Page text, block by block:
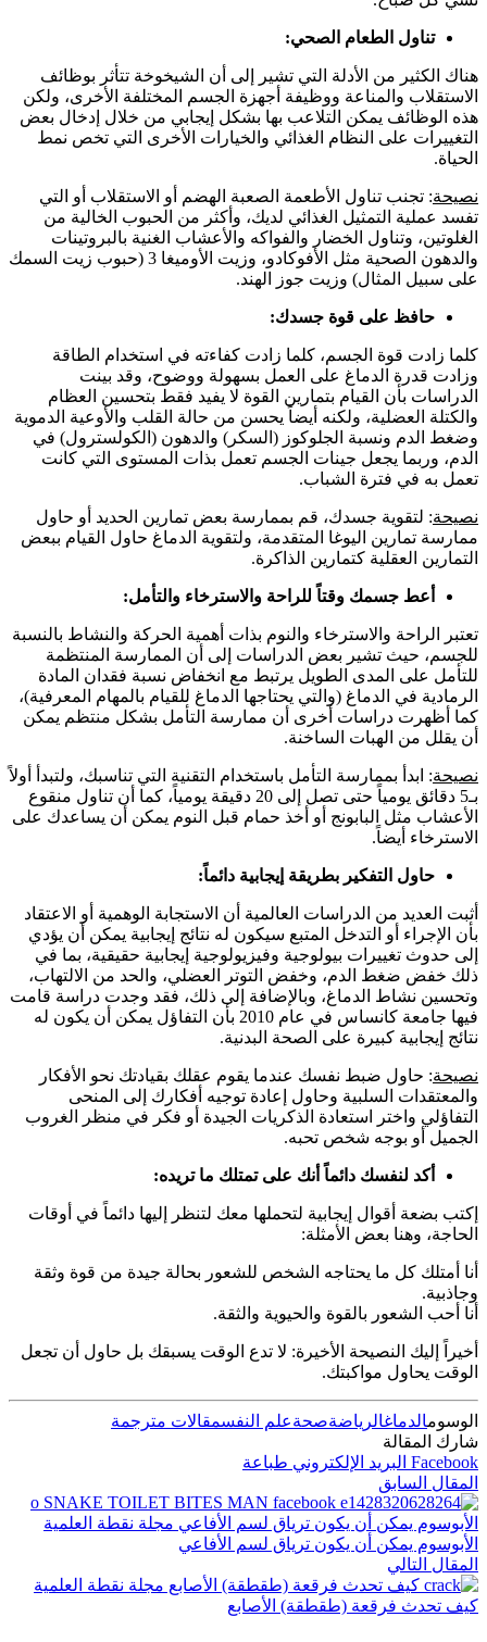
تناول الطعام الصحي:
هناك الكثير من الأدلة التي تشير إلى أن الشيخوخة تتأثر بوظائف
الاستقلاب والمناعة ووظيفة أجهزة الجسم المختلفة الأخرى، ولكن
هذه الوظائف يمكن التلاعب بها بشكل إيجابي من خلال إدخال بعض
التغييرات على النظام الغذائي والخيارات الأخرى التي تخص نمط
الحياة.
نصيحة: تجنب تناول الأطعمة الصعبة الهضم أو الاستقلاب أو التي
تفسد عملية التمثيل الغذائي لديك، وأكثر من الحبوب الخالية من
الغلوتين، وتناول الخضار والفواكه والأعشاب الغنية بالبروتينات
والدهون الصحية مثل الأفوكادو، وزيت الأوميغا 3 (حبوب زيت السمك
على سبيل المثال) وزيت جوز الهند.
حافظ على قوة جسدك:
كلما زادت قوة الجسم، كلما زادت كفاءته في استخدام الطاقة
وزادت قدرة الدماغ على العمل بسهولة ووضوح، وقد بينت
الدراسات بأن القيام بتمارين القوة لا يفيد فقط بتحسين العظام
والكتلة العضلية، ولكنه أيضاً يحسن من حالة القلب والأوعية الدموية
وضغط الدم ونسبة الجلوكوز (السكر) والدهون (الكولسترول) في
الدم، وربما يجعل جينات الجسم تعمل بذات المستوى التي كانت
تعمل به في فترة الشباب.
نصيحة: لتقوية جسدك، قم بممارسة بعض تمارين الحديد أو حاول
ممارسة تمارين اليوغا المتقدمة، ولتقوية الدماغ حاول القيام ببعض
التمارين العقلية كتمارين الذاكرة.
أعط جسمك وقتاً للراحة والاسترخاء والتأمل:
تعتبر الراحة والاسترخاء والنوم بذات أهمية الحركة والنشاط بالنسبة
للجسم، حيث تشير بعض الدراسات إلى أن الممارسة المنتظمة
للتأمل على المدى الطويل يرتبط مع انخفاض نسبة فقدان المادة
الرمادية في الدماغ (والتي يحتاجها الدماغ للقيام بالمهام المعرفية)،
كما أظهرت دراسات أخرى أن ممارسة التأمل بشكل منتظم يمكن
أن يقلل من الهبات الساخنة.
نصيحة: ابدأ بممارسة التأمل باستخدام التقنية التي تناسبك، ولتبدأ أولاً
بـ5 دقائق يومياً حتى تصل إلى 20 دقيقة يومياً، كما أن تناول منقوع
الأعشاب مثل البابونج أو أخذ حمام قبل النوم يمكن أن يساعدك على
الاسترخاء أيضاً.
حاول التفكير بطريقة إيجابية دائماً:
أثبت العديد من الدراسات العالمية أن الاستجابة الوهمية أو الاعتقاد
بأن الإجراء أو التدخل المتبع سيكون له نتائج إيجابية يمكن أن يؤدي
إلى حدوث تغييرات بيولوجية وفيزيولوجية إيجابية حقيقية، بما في
ذلك خفض ضغط الدم، وخفض التوتر العضلي، والحد من الالتهاب،
وتحسين نشاط الدماغ، وبالإضافة إلى ذلك، فقد وجدت دراسة قامت
فيها جامعة كانساس في عام 2010 بأن التفاؤل يمكن أن يكون له
نتائج إيجابية كبيرة على الصحة البدنية.
نصيحة: حاول ضبط نفسك عندما يقوم عقلك بقيادتك نحو الأفكار
والمعتقدات السلبية وحاول إعادة توجيه أفكارك إلى المنحى
التفاؤلي واختر استعادة الذكريات الجيدة أو فكر في منظر الغروب
الجميل أو بوجه شخص تحبه.
أكد لنفسك دائماً أنك على تمتلك ما تريده:
إكتب بضعة أقوال إيجابية لتحملها معك لتنظر إليها دائماً في أوقات
الحاجة، وهنا بعض الأمثلة:
أنا أمتلك كل ما يحتاجه الشخص للشعور بحالة جيدة من قوة وثقة
وجاذبية.
أنا أحب الشعور بالقوة والحيوية والثقة.
أخيراً إليك النصيحة الأخيرة: لا تدع الوقت يسبقك بل حاول أن تجعل
الوقت يحاول مواكبتك.
الوسومالدماغالرياضةصحةعلم النفسمقالات مترجمة
شارك المقالة
Facebook البريد الإلكتروني طباعة
المقال السابق
الأبوسوم يمكن أن يكون ترياق لسم الأفاعي
المقال التالي
كيف تحدث فرقعة (طقطقة) الأصابع